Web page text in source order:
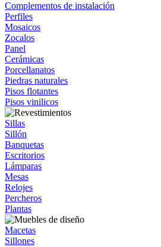
Complementos de instalación
Perfiles
Mosaicos
Zocalos
Panel
Cerámicas
Porcellanatos
Piedras naturales
Pisos flotantes
Pisos vinilicos
Sillas
Sillón
Banquetas
Escritorios
Lámparas
Mesas
Relojes
Percheros
Plantas
Macetas
Sillones